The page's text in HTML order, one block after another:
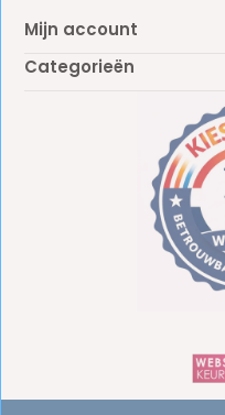
Mijn account
Categorieën